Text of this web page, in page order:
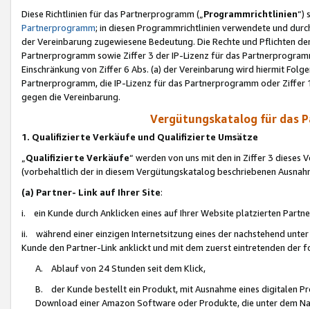
Diese Richtlinien für das Partnerprogramm („Programmrichtlinien“)
Partnerprogramm; in diesen Programmrichtlinien verwendete und
der Vereinbarung zugewiesene Bedeutung. Die Rechte und Pflichten
Partnerprogramm sowie Ziffer 3 der IP-Lizenz für das
Einschränkung von Ziffer 6 Abs. (a) der Vereinbarung wird hiermit
Partnerprogramm, die IP-Lizenz für das Partnerprogramm oder
gegen die Vereinbarung.
Vergütungskatalog für das
1. Qualifizierte Verkäufe und Qualifizierte Umsätze
Qualifizierte Verkäufe“ werden von uns mit den in Ziffer 3
(vorbehaltlich der in diesem Vergütungskatalog beschriebenen
(a) Partner- Link auf Ihrer Site:
i. ein Kunde durch Anklicken eines auf Ihrer Website platzierten
ii. während einer einzigen Internetsitzung eines der nachstehend
Kunde den Partner-Link anklickt und mit dem zuerst eintretenden der
A. Ablauf von 24 Stunden seit dem Klick,
B. der Kunde bestellt ein Produkt, mit Ausnahme eines digitalen
Download einer Amazon Software oder Produkte, die unter dem